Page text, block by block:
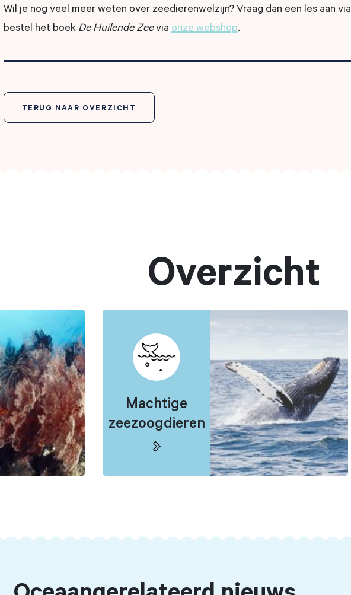
Wil je nog veel meer weten over zeedierenwelzijn? Vraag dan een les aan via
bestel het boek De Huilende Zeevia onze webshop.
TERUG NAAR OVERZICHT
Overzicht
Machtige
zeezoogdieren